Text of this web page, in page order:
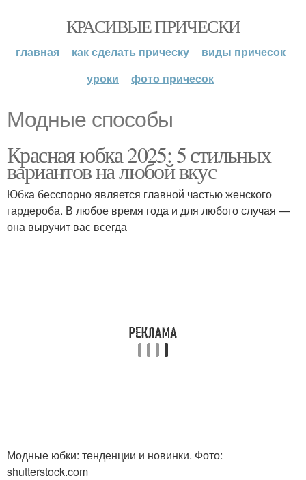
КРАСИВЫЕ ПРИЧЕСКИ
главная как сделать прическу
виды причесок
уроки
фото причесок
Модные способы
Красная юбка 2025: 5 стильных
вариантов на любой вкус
Юбка бесспорно является главной частью женского
гардероба. В любое время года и для любого случая —
она выручит вас всегда
Модные юбки: тенденции и новинки. Фото:
shutterstock.com